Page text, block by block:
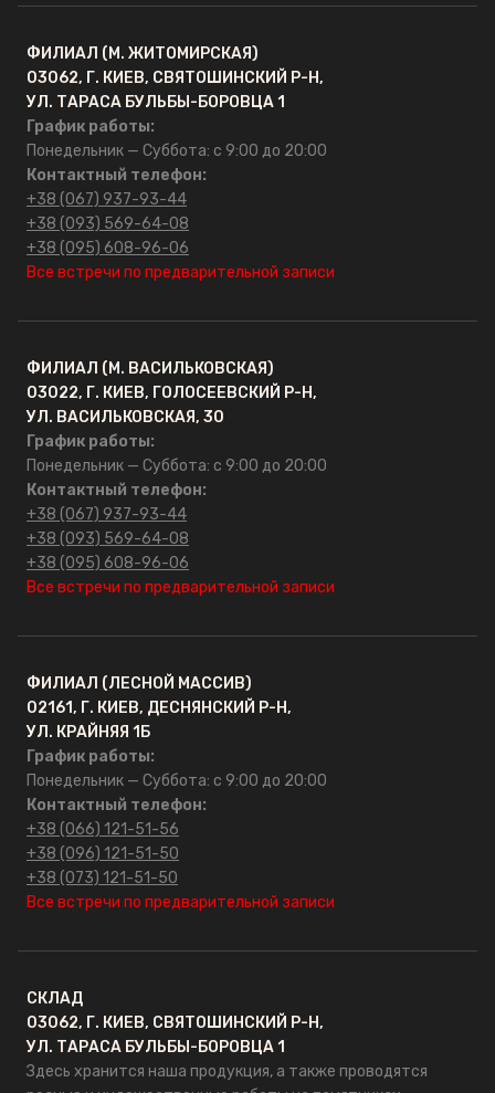
FAQ
ОПТ
Контакты
ФИЛИАЛ (М. ЖИТОМИРСКАЯ)
03062, Г. КИЕВ, СВЯТОШИНСКИЙ Р-Н,
УЛ. ТАРАСА БУЛЬБЫ-БОРОВЦА 1
График работы:
Понедельник — Суббота: с 9:00 до 20:00
Контактный телефон:
+38 (067) 937-93-44
+38 (093) 569-64-08
+38 (095) 608-96-06
Все встречи по предварительной записи
ФИЛИАЛ (М. ВАСИЛЬКОВСКАЯ)
03022, Г. КИЕВ, ГОЛОСЕЕВСКИЙ Р-Н,
УЛ. ВАСИЛЬКОВСКАЯ, 30
График работы:
Понедельник — Суббота: с 9:00 до 20:00
Контактный телефон:
+38 (067) 937-93-44
+38 (093) 569-64-08
+38 (095) 608-96-06
Все встречи по предварительной записи
ФИЛИАЛ (ЛЕСНОЙ МАССИВ)
02161, Г. КИЕВ, ДЕСНЯНСКИЙ Р-Н,
УЛ. КРАЙНЯЯ 1Б
График работы:
Понедельник — Суббота: с 9:00 до 20:00
Контактный телефон:
+38 (066) 121-51-56
+38 (096) 121-51-50
+38 (073) 121-51-50
Все встречи по предварительной записи
СКЛАД
03062, Г. КИЕВ, СВЯТОШИНСКИЙ Р-Н,
УЛ. ТАРАСА БУЛЬБЫ-БОРОВЦА 1
Здесь хранится наша продукция, а также проводятся